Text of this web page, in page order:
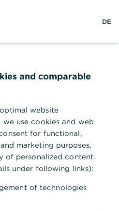
Banking App
erhalten
Firmenkunden die
das Firmenkundenportal
Selfservices oder bei
zu
noch kein
können Sie dieses
DE
and comparable
website
use cookies and web
for functional,
marketing purposes,
of personalized content.
under following links):
of technologies